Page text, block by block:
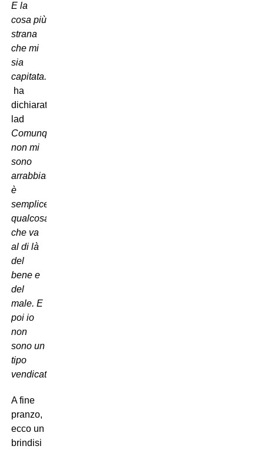
E la
cosa più
strana
che mi
sia
capitata.
 ha
dichiarato
lad 
Comunque
non mi
sono
arrabbiato,
è
semplicemente
qualcosa
che va
al di là
del
bene e
del
male. E
poi io
non
sono un
tipo
vendicativo…
A fine
pranzo,
ecco un
brindisi